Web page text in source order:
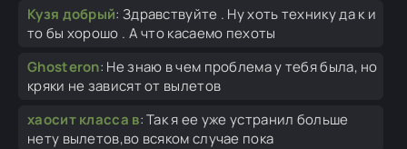
Кузя добрый: Здравствуйте . Ну хоть технику да к и
то бы хорошо . А что касаемо пехоты
Ghosteron: Не знаю в чем проблема у тебя была, но
кряки не зависят от вылетов
хаосит класса в:Так я ее уже устранил больше
нету вылетов,во всяком случае пока